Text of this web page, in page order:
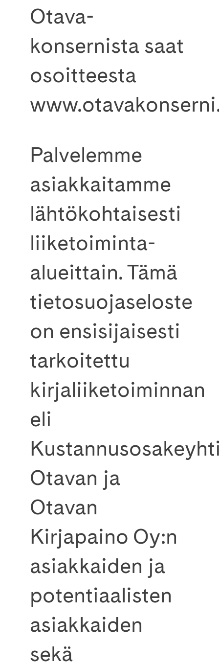
Otava-
konsernista saat
osoitteesta
Palvelemme
asiakkaitamme
lähtökohtaisesti
liiketoiminta-
alueittain. Tämä
tietosuojaseloste
on ensisijaisesti
tarkoitettu
kirjaliiketoiminnan
eli
Otavan ja
Otavan
Kirjapaino Oy:n
asiakkaiden ja
potentiaalisten
asiakkaiden
sekä